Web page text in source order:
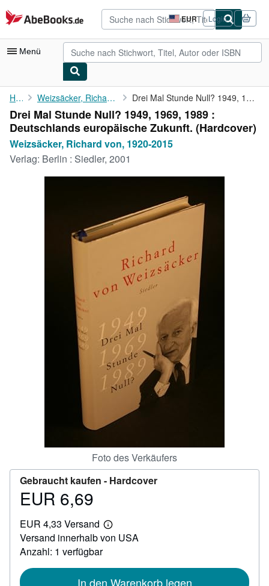
Zum Hauptinhalt
AbeBooks.de EUR
Seite
der
Einkaufseinstellungen.
Login
Menü
Nutzerkonto
Meine Bestellungen
Detailsuche
Sammlungen
Verkäufer werden
SCHLIESSEN
Home Weizsäcker, Richard von, 1920-2015 Drei Mal Stunde Null? 1949, 1969, 1989 : Deutschlands ...
Drei Mal Stunde Null? 1949, 1969, 1989 :
Deutschlands europäische Zukunft. (Hardcover)
Weizsäcker, Richard von, 1920-2015
Verlag: Berlin : Siedler, 2001
Foto des Verkäufers
Gebraucht kaufen - Hardcover
Preis
6,69
EUR 6,69
EUR 4,33 Versand
Weitere
Informationen
Versand innerhalb von USA
Anzahl: 1 verfügbar
In den Warenkorb legen